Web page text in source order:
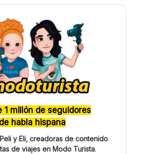
1 millón de seguidores
de habla hispana
Peli y Eli, creadoras de contenido
de viajes en Modo Turista.